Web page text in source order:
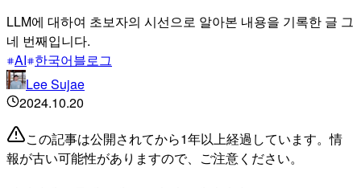
LLM에 대하여 초보자의 시선으로 알아본 내용을 기록한 글 그
네 번째입니다.
AI 한국어블로그
Lee Sujae
2024.10.20
この記事は公開されてから1年以上経過しています。情
報が古い可能性がありますので、ご注意ください。